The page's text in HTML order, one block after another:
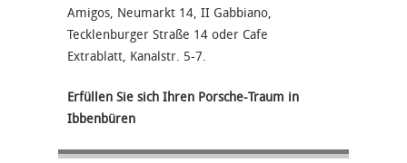
Amigos, Neumarkt 14, II Gabbiano,
Tecklenburger Straße 14 oder Cafe
Extrablatt, Kanalstr. 5-7.
Erfüllen Sie sich Ihren Porsche-Traum in
Ibbenbüren